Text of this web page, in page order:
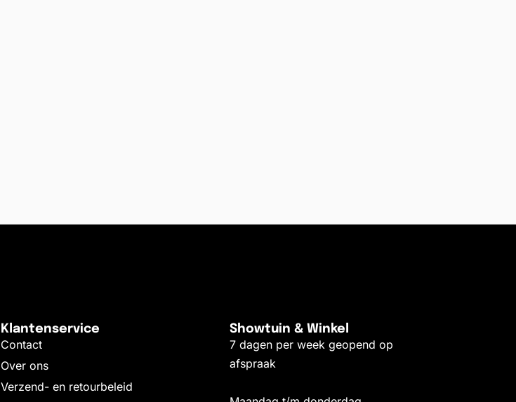
Klantenservice
Contact
Over ons
Verzend- en retourbeleid
Showtuin & Winkel
7 dagen per week geopend op
afspraak